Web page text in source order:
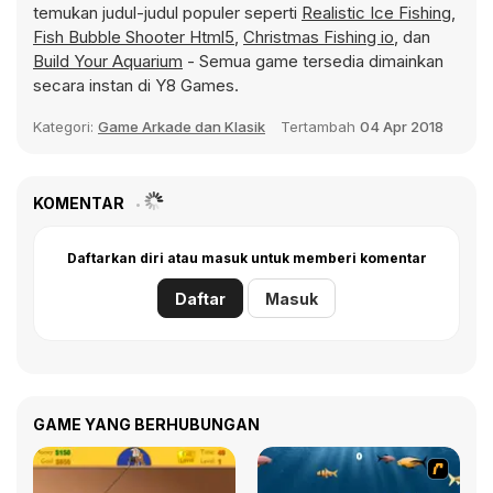
temukan judul-judul populer seperti Realistic Ice Fishing,
Fish Bubble Shooter Html5, Christmas Fishing io, dan
Build Your Aquarium - Semua game tersedia dimainkan
secara instan di Y8 Games.
Kategori: Game Arkade dan Klasik Tertambah 04 Apr 2018
KOMENTAR
Daftarkan diri atau masuk untuk memberi komentar
Daftar Masuk
GAME YANG BERHUBUNGAN